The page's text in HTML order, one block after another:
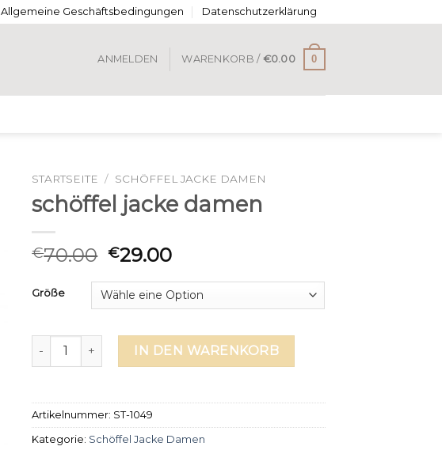
Allgemeine Geschäftsbedingungen Datenschutzerklärung
ANMELDEN WARENKORB / €0.00 0
STARTSEITE / SCHÖFFEL JACKE DAMEN
schöffel jacke damen
€70.00 €29.00
Größe
schöffel jacke damen MengeIN DEN WARENKORB
Artikelnummer: ST-1049
Kategorie: Schöffel Jacke Damen